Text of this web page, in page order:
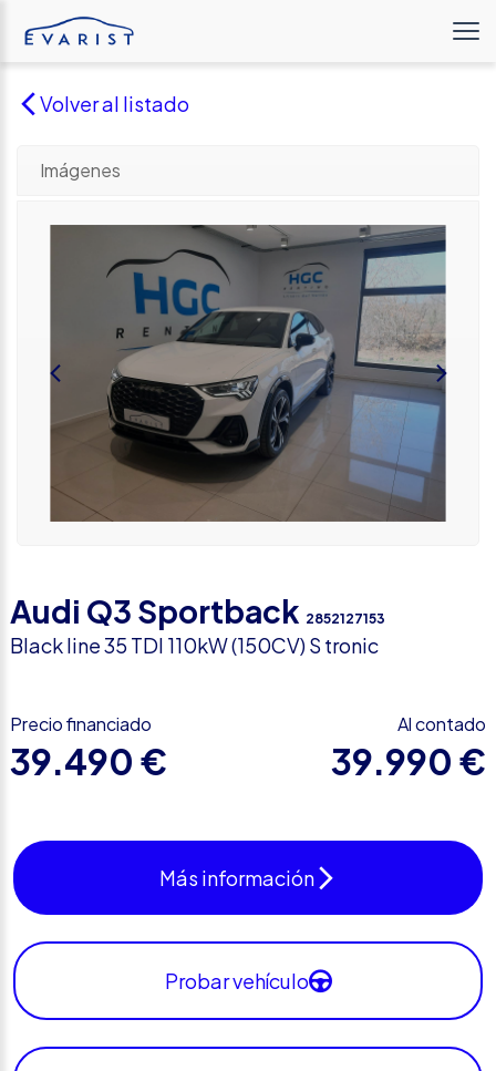
Volver al listado
Imágenes
Audi Q3 Sportback 2852127153
Black line 35 TDI 110kW (150CV) S tronic
Precio financiado
39.490 €
Al contado
39.990 €
Más información
Probar vehículo